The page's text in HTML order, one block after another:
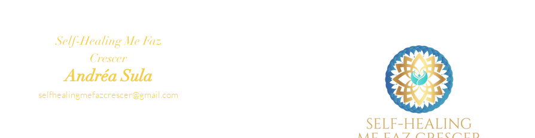
Self-Healing Me Faz
Crescer
Andréa Sula
selfhealingmefazcrescer@gmail.com